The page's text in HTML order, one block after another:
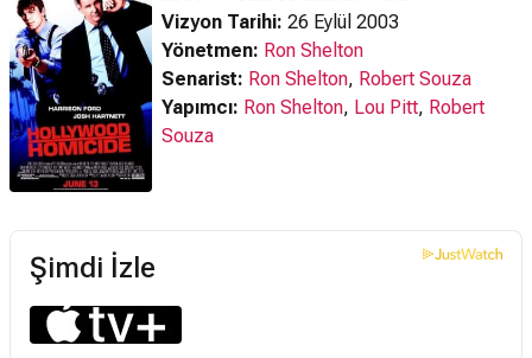
Vizyon Tarihi: 26 Eylül 2003
Yönetmen: Ron Shelton
Senarist: Ron Shelton, Robert Souza
Yapımcı: Ron Shelton, Lou Pitt, Robert
Souza
Şimdi İzle